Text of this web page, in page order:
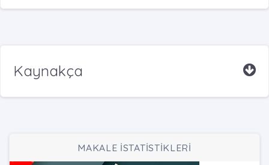
Kaynakça
MAKALE İSTATİSTİKLERİ